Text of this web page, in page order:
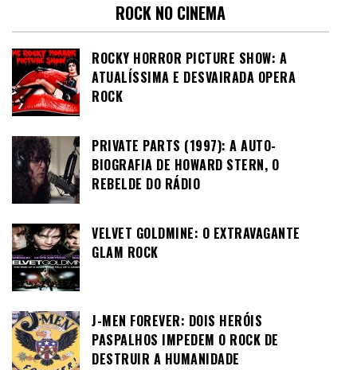
ROCK NO CINEMA
ROCKY HORROR PICTURE SHOW: A
ATUALÍSSIMA E DESVAIRADA OPERA
ROCK
PRIVATE PARTS (1997): A AUTO-
BIOGRAFIA DE HOWARD STERN, O
REBELDE DO RÁDIO
VELVET GOLDMINE: O EXTRAVAGANTE
GLAM ROCK
J-MEN FOREVER: DOIS HERÓIS
PASPALHOS IMPEDEM O ROCK DE
DESTRUIR A HUMANIDADE